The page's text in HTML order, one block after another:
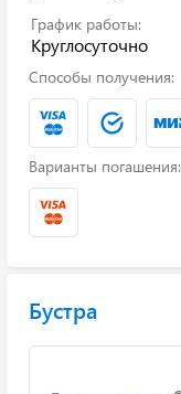
График работы:
Круглосуточно
Способы получения:
Варианты погашения:
Бустра